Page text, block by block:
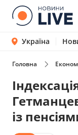
Україна
Головна
із